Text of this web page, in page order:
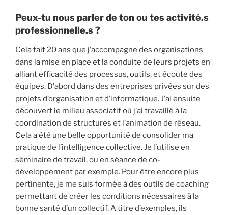
Peux-tu nous parler de ton ou tes activité.s
professionnelle.s ?
Cela fait 20 ans que j’accompagne des organisations
dans la mise en place et la conduite de leurs projets en
alliant efficacité des processus, outils, et écoute des
équipes. D’abord dans des entreprises privées sur des
projets d’organisation et d’informatique. J’ai ensuite
découvert le milieu associatif où j’ai travaillé à la
coordination de structures et l’animation de réseau.
Cela a été une belle opportunité de consolider ma
pratique de l’intelligence collective. Je l’utilise en
séminaire de travail, ou en séance de co-
développement par exemple. Pour être encore plus
pertinente, je me suis formée à des outils de coaching
permettant de créer les conditions nécessaires à la
bonne santé d’un collectif. A titre d’exemples, ils